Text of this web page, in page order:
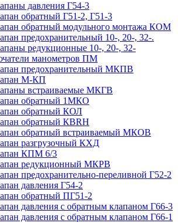
давления Г54-3
обратный Г51-2, Г51-3
обратный модульного монтажа КОМ
предохранительный 10-, 20-, 32-.
редукционные 10-, 20-, 32-
манометров ПМ
предохранительный МКПВ
М-КП
встраиваемые МКГВ
обратный 1МКО
обратный КОЛ
обратный КВRН
обратный встраиваемый МКОВ
разгрузочный КХД
КПМ 6/3
редукционный МКРВ
предохранительно-переливной Г52-2
давления Г54-2
обратный ПГ51-2
давления с обратным клапаном Г66-3
давления с обратным клапаном Г66-1